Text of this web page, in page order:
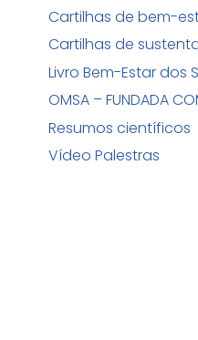
Cartilhas de bem-
Cartilhas de
Livro Bem-Estar dos
OMSA – FUNDADA
Resumos científicos
Vídeo Palestras